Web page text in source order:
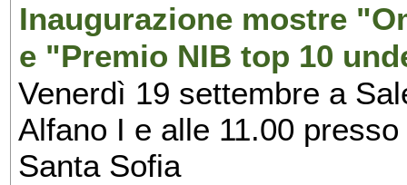
Inaugurazione mostre
e "Premio NIB top 10
Venerdì 19 settembre a
Alfano I e alle 11.00
Santa Sofia